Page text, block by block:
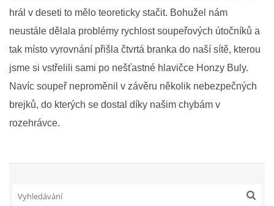
ičo 27005305
hrál v deseti to mělo teoreticky stačit. Bohužel nám
neustále dělala problémy rychlost soupeřových útočníků a
tak místo vyrovnání přišla čtvrtá branka do naší sítě, kterou
jsme si vstřelili sami po nešťastné hlavičce Honzy Buly.
Navíc soupeř neproměnil v závěru několik nebezpečných
brejků, do kterých se dostal díky našim chybám v
rozehrávce.